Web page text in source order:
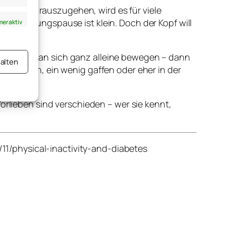
aktiv
geht, rauszugehen, wird es für viele
ist klein. Doch der Kopf will
man sich ganz alleine bewegen – dann
flanieren, ein wenig gaffen oder eher in der
sind verschieden – wer sie kennt,
physical-inactivity-and-diabetes